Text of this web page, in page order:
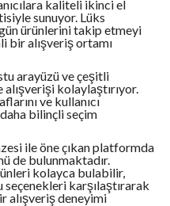
kaliteli ikinci el
sunuyor. Lüks
ürünlerini takip etmeyi
bir alışveriş ortamı
arayüzü ve çeşitli
kolaylaştırıyor.
ve kullanıcı
bilinçli seçim
ile öne çıkan platformda
de bulunmaktadır.
kolayca bulabilir,
seçenekleri karşılaştırarak
alışveriş deneyimi